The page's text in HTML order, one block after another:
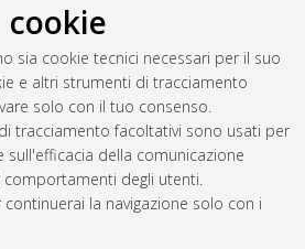
cookie
sia cookie tecnici necessari per il suo
e altri strumenti di tracciamento
solo con il tuo consenso.
tracciamento facoltativi sono usati per
sull'efficacia della comunicazione
comportamenti degli utenti.
la navigazione solo con i
del documento: